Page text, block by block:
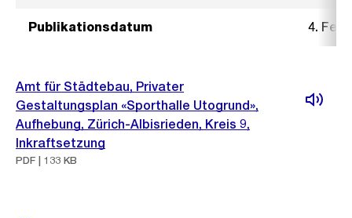
Publikationsdatum 4.
Amt für Städtebau, Privater
Gestaltungsplan «Sporthalle Utogrund»,
Aufhebung, Zürich-Albisrieden, Kreis 9,
Inkraftsetzung
PDF | 133 KB